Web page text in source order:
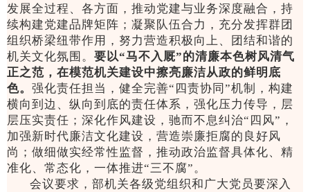
发展全过程、各方面，推动党建与业务深度融合，持
续构建党建品牌矩阵；凝聚队伍合力，充分发挥群团
组织桥梁纽带作用，努力营造积极向上、团结和谐的
机关文化氛围。 要以“马不入厩”的清廉本色树风清气
正之范，在模范机关建设中擦亮廉洁从政的鲜明底
色。 强化责任担当，健全完善“四责协同”机制，构建
横向到边、纵向到底的责任体系，强化压力传导，层
层压实责任；深化作风建设，驰而不息纠治“四风”，
加强新时代廉洁文化建设，营造崇廉拒腐的良好风
尚；做细做实经常性监督，推动政治监督具体化、精
准化、常态化，一体推进“三不腐”。
会议要求，部机关各级党组织和广大党员要深入